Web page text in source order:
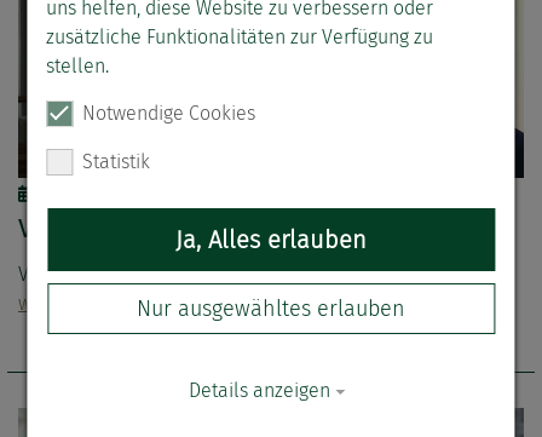
Verteidiger beantragt Gutachten
Video-Beitrag ab ca. 02:05 MinuteFilmbeitrag auf
www.ardmediathek.de
uns helfen, diese Website zu verbessern oder
zusätzliche Funktionalitäten zur Verfügung zu
stellen.
Notwendige Cookies
Statistik
Ja, Alles erlauben
Nur ausgewähltes erlauben
Details anzeigen